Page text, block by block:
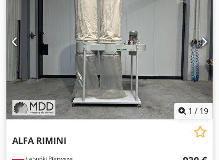
1 / 19
ALFA RIMINI